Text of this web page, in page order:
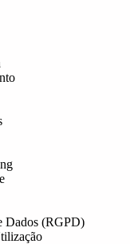
Dados (RGPD)